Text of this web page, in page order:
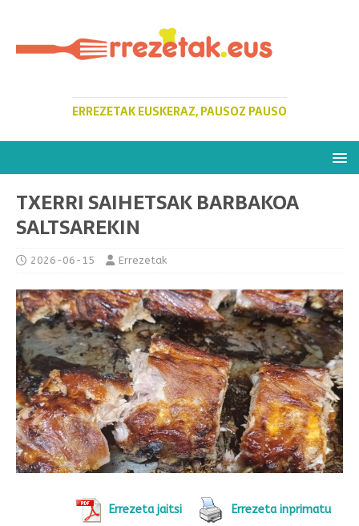
ERREZETAK EUSKERAZ, PAUSOZ PAUSO
TXERRI SAIHETSAK BARBAKOA
SALTSAREKIN
2026-06-15 Errezetak
Errezeta jaitsi Errezeta inprimatu